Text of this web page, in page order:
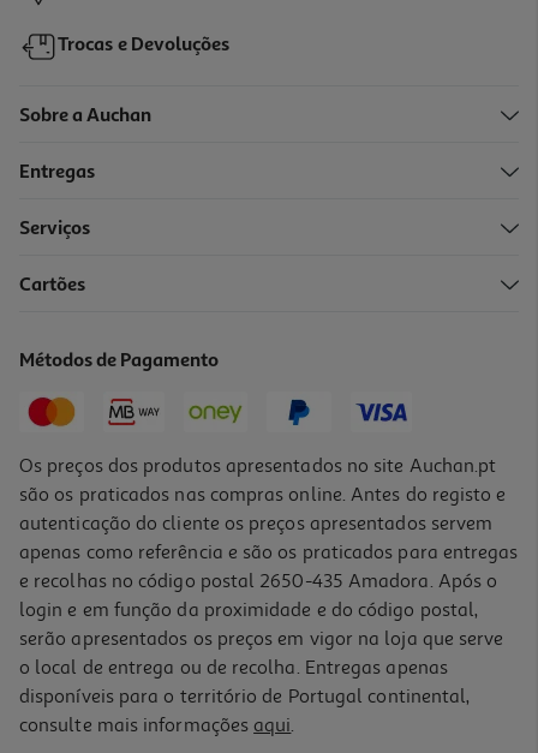
Vinho Tinto Bota Velha Superior Douro 0.75 L
Trocas e Devoluções
Sobre a Auchan
Entregas
Serviços
Cartões
Métodos de Pagamento
Os preços dos produtos apresentados no site Auchan.pt
são os praticados nas compras online. Antes do registo e
autenticação do cliente os preços apresentados servem
apenas como referência e são os praticados para entregas
e recolhas no código postal 2650-435 Amadora. Após o
login e em função da proximidade e do código postal,
serão apresentados os preços em vigor na loja que serve
o local de entrega ou de recolha. Entregas apenas
disponíveis para o território de Portugal continental,
consulte mais informações aqui.